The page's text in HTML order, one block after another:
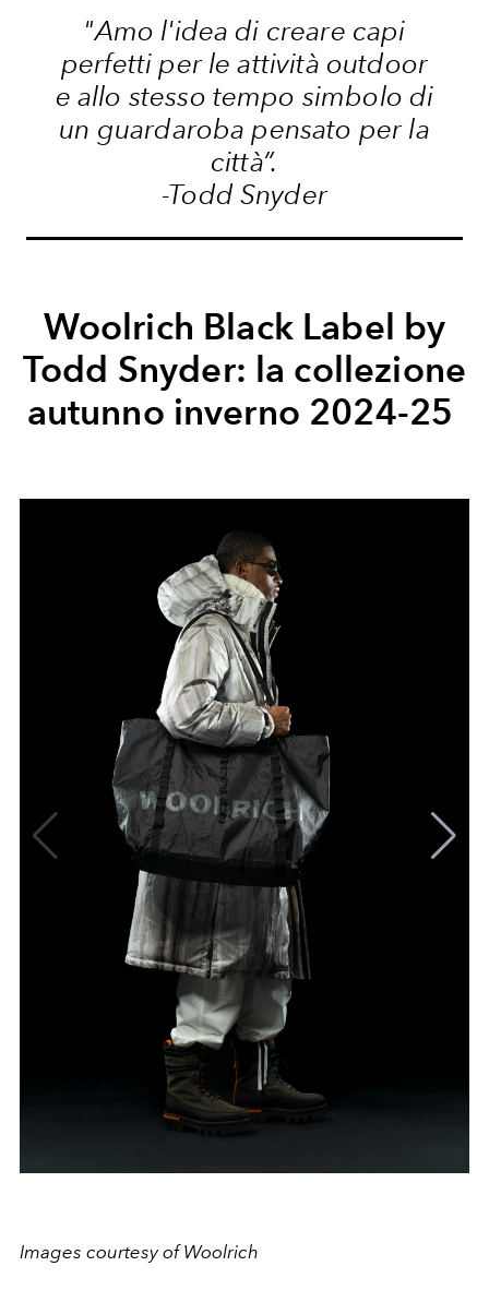
"Amo l'idea di creare capi
perfetti per le attività outdoor
e allo stesso tempo simbolo di
un guardaroba pensato per la
città”.
-Todd Snyder
Woolrich Black Label by
Todd Snyder: la collezione
autunno inverno 2024-25
Images courtesy of Woolrich